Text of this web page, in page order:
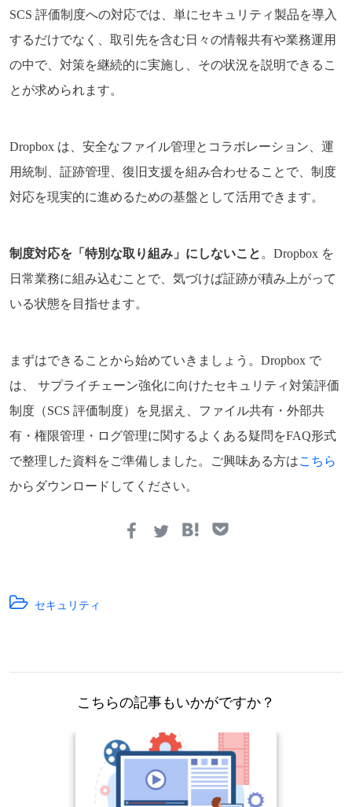
SCS 評価制度への対応では、単にセキュリティ製品を導入
するだけでなく、取引先を含む日々の情報共有や業務運用
の中で、対策を継続的に実施し、その状況を説明できるこ
とが求められます。
Dropbox は、安全なファイル管理とコラボレーション、運
用統制、証跡管理、復旧支援を組み合わせることで、制度
対応を現実的に進めるための基盤として活用できます。
制度対応を「特別な取り組み」にしないこと 。Dropbox を
日常業務に組み込むことで、気づけば証跡が積み上がって
いる状態を目指せます。
まずはできることから始めていきましょう。Dropbox で
は、 サプライチェーン強化に向けたセキュリティ対策評価
制度（SCS 評価制度）を見据え、ファイル共有・外部共
有・権限管理・ログ管理に関するよくある疑問をFAQ形式
で整理した資料をご準備しました。ご興味ある方はこちら
からダウンロードしてください。
セキュリティ
こちらの記事もいかがですか？